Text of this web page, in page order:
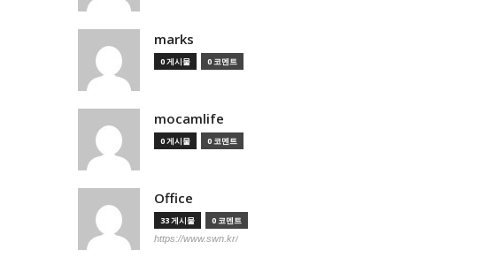
marks
0 게시물 0 코멘트
mocamlife
0 게시물 0 코멘트
Office
33 게시물 0 코멘트
https://www.swn.kr/